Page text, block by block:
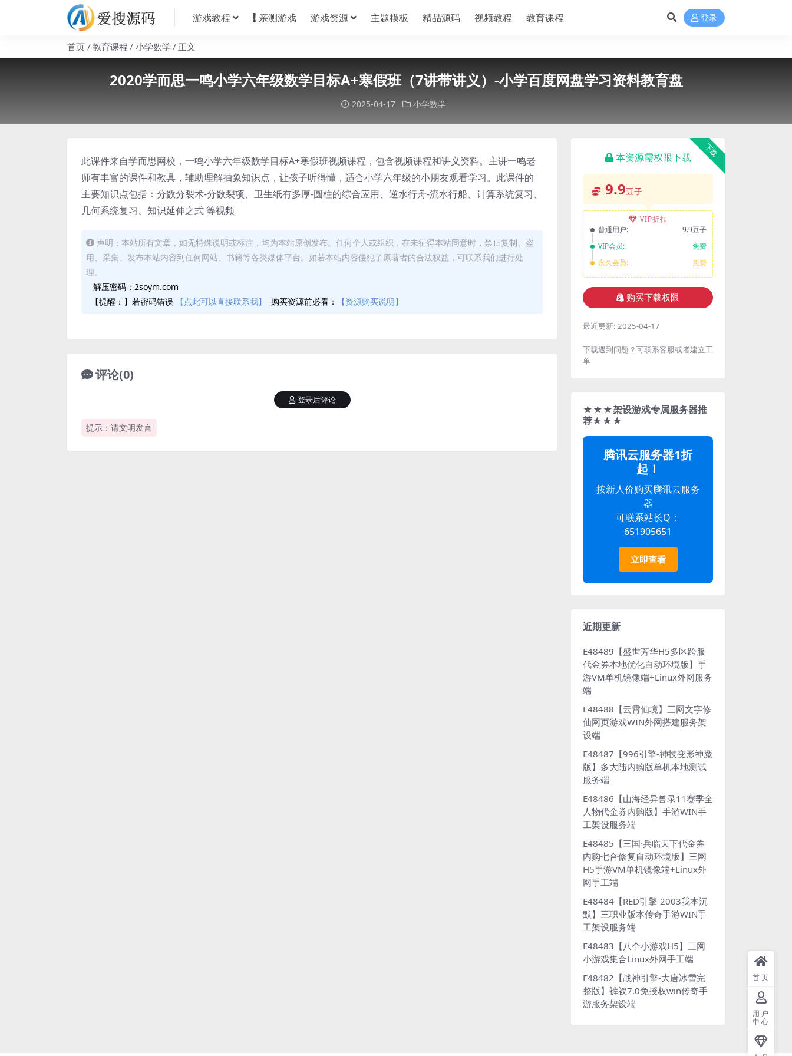
游戏教程 亲测游戏 游戏资源 主题模板 精品源码 视频教程 教育课程 登录
首页 教育课程 小学数学 正文
2020学而思一鸣小学六年级数学目标A+寒假班（7讲带讲义）-小学百度网盘学习资料教育盘
2025-04-17 小学数学
此课件来自学而思网校，一鸣小学六年级数学目标A+寒假班视频课程，包含视频课程和讲义资料。主讲一鸣老
师有丰富的课件和教具，辅助理解抽象知识点，让孩子听得懂，适合小学六年级的小朋友观看学习。此课件的
主要知识点包括：分数分裂术-分数裂项、卫生纸有多厚-圆柱的综合应用、逆水行舟-流水行船、计算系统复习、
几何系统复习、知识延伸之式 等视频
声明：本站所有文章，如无特殊说明或标注，均为本站原创发布。任何个人或组织，在未征得本站同意时，禁止复制、盗
用、采集、发布本站内容到任何网站、书籍等各类媒体平台。如若本站内容侵犯了原著者的合法权益，可联系我们进行处
理。
解压密码：2soym.com
【提醒：】若密码错误
【点此可以直接联系我】 购买资源前必看： 【资源购买说明】
评论(0)
提示：请文明发言
登录后评论
下载
本资源需权限下载
9.9豆子
VIP折扣
普通用户:
9.9豆子
VIP会员:
免费
永久会员:
免费
购买下载权限
最近更新: 2025-04-17
下载遇到问题？可联系客服或者建立工
单
★★★架设游戏专属服务器推
荐★★★
腾讯云服务器1折
起！
按新人价购买腾讯云服务
器
可联系站长Q：
651905651
立即查看
近期更新
E48489【盛世芳华H5多区跨服
代金券本地优化自动环境版】手
游VM单机镜像端+Linux外网服务
端
E48488【云霄仙境】三网文字修
仙网页游戏WIN外网搭建服务架
设端
E48487【996引擎-神技变形神魔
版】多大陆内购版单机本地测试
服务端
E48486【山海经异兽录11赛季全
人物代金券内购版】手游WIN手
工架设服务端
E48485【三国·兵临天下代金券
内购七合修复自动环境版】三网
H5手游VM单机镜像端+Linux外
网手工端
E48484【RED引擎-2003我本沉
默】三职业版本传奇手游WIN手
工架设服务端
E48483【八个小游戏H5】三网
小游戏集合Linux外网手工端
E48482【战神引擎-大唐冰雪完
整版】裤衩7.0免授权win传奇手
游服务架设端
首页
用户
中心